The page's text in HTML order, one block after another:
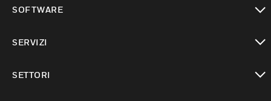
SOFTWARE
SERVIZI
SETTORI